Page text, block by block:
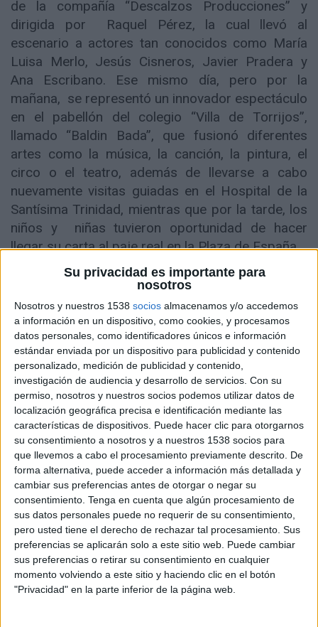
Su privacidad es importante para
nosotros
Nosotros y nuestros 1538 socios almacenamos y/o accedemos
a información en un dispositivo, como cookies, y procesamos
datos personales, como identificadores únicos e información
estándar enviada por un dispositivo para publicidad y contenido
personalizado, medición de publicidad y contenido,
investigación de audiencia y desarrollo de servicios. Con su
permiso, nosotros y nuestros socios podemos utilizar datos de
localización geográfica precisa e identificación mediante las
características de dispositivos. Puede hacer clic para otorgarnos
su consentimiento a nosotros y a nuestros 1538 socios para
que llevemos a cabo el procesamiento previamente descrito. De
forma alternativa, puede acceder a información más detallada y
cambiar sus preferencias antes de otorgar o negar su
consentimiento. Tenga en cuenta que algún procesamiento de
sus datos personales puede no requerir de su consentimiento,
pero usted tiene el derecho de rechazar tal procesamiento. Sus
preferencias se aplicarán solo a este sitio web. Puede cambiar
sus preferencias o retirar su consentimiento en cualquier
momento volviendo a este sitio y haciendo clic en el botón
"Privacidad" en la parte inferior de la página web.
de la compañía “Descalzos Producciones” y
dirigida por Raquel Pérez, la cual llevó al
escenario a actores tan conocidos como María
Luisa Merlo, Jesús Cisneros, Javier Pradera y
Ana Escribano. Ese mismo día, pero por la
mañana, se representó un innovador espectáculo
en el pabellón del colegio “Villa de Torrijos”,
llamado “Baldin Bada”, que fusionó diferentes
artes como la música, la canción, la pintura, el
circo o el teatro, además de llevarse a cabo
nuevamente visitas guiadas en el Hospital de la
Santísima Trinidad, mientras que por la tarde, los
niños y niñas tuvieron oportunidad de hacer
llegar su carta al paje real en la Plaza de España.
Diferentes espectáculos para toda la familia,
actos que fomentaron la colaboración vecinal y
actividades de ocio saludable para los más
jóvenes de la casa salpicaron la programación de
Navidad del consistorio torrijeño, desarrollada del
11 de diciembre al 5 de enero con una elevada